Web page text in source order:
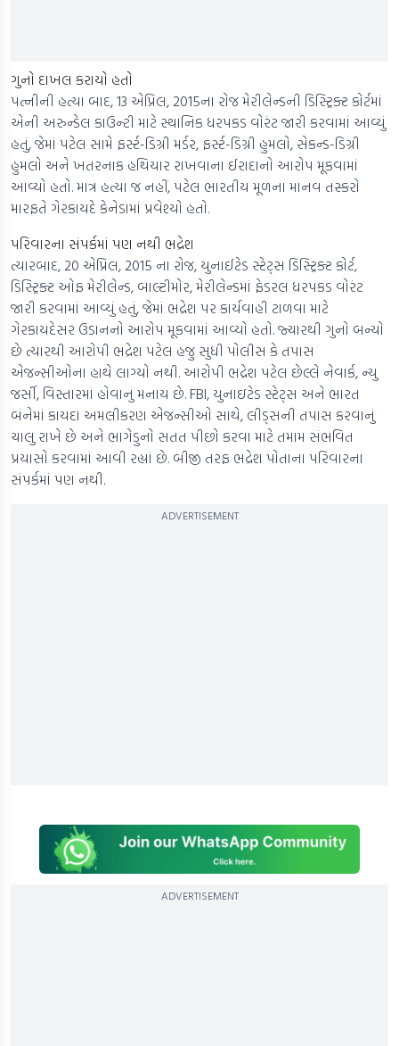
ગુનો દાખલ કરાયો હતો
પત્નીની હત્યા બાદ, 13 એપ્રિલ, 2015ના રોજ મેરીલેન્ડની ડિસ્ટ્રિક્ટ કોર્ટમાં
એની અરુન્ડેલ કાઉન્ટી માટે સ્થાનિક ધરપકડ વોરંટ જારી કરવામાં આવ્યું
હતું, જેમાં પટેલ સામે ફર્સ્ટ-ડિગ્રી મર્ડર, ફર્સ્ટ-ડિગ્રી હુમલો, સેકન્ડ-ડિગ્રી
હુમલો અને ખતરનાક હથિયાર રાખવાના ઈરાદાનો આરોપ મૂકવામાં
આવ્યો હતો. માત્ર હત્યા જ નહીં, પટેલ ભારતીય મૂળના માનવ તસ્કરો
મારફતે ગેરકાયદે કેનેડામાં પ્રવેશ્યો હતો.
પરિવારના સંપર્કમાં પણ નથી ભદ્રેશ
ત્યારબાદ, 20 એપ્રિલ, 2015 ના રોજ, યુનાઈટેડ સ્ટેટ્સ ડિસ્ટ્રિક્ટ કોર્ટ,
ડિસ્ટ્રિક્ટ ઓફ મેરીલેન્ડ, બાલ્ટીમોર, મેરીલેન્ડમાં ફેડરલ ધરપકડ વોરંટ
જારી કરવામાં આવ્યું હતું, જેમાં ભદ્રેશ પર કાર્યવાહી ટાળવા માટે
ગેરકાયદેસર ઉડાનનો આરોપ મૂકવામાં આવ્યો હતો. જ્યારથી ગુનો બન્યો
છે ત્યારથી આરોપી ભદ્રેશ પટેલ હજુ સુધી પોલીસ કે તપાસ
એજન્સીઓના હાથે લાગ્યો નથી. આરોપી ભદ્રેશ પટેલ છેલ્લે નેવાર્ક, ન્યુ
જર્સી, વિસ્તારમાં હોવાનું મનાય છે. FBI, યુનાઇટેડ સ્ટેટ્સ અને ભારત
બંનેમાં કાયદા અમલીકરણ એજન્સીઓ સાથે, લીડ્સની તપાસ કરવાનું
ચાલુ રાખે છે અને ભાગેડુનો સતત પીછો કરવા માટે તમામ સંભવિત
પ્રયાસો કરવામાં આવી રહ્યાં છે. બીજી તરફ ભદ્રેશ પોતાના પરિવારના
સંપર્કમાં પણ નથી.
ADVERTISEMENT
ADVERTISEMENT